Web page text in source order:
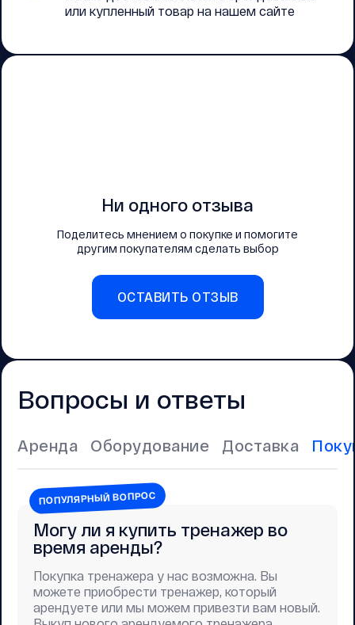
или купленный товар на нашем сайте
Ни одного отзыва
Поделитесь мнением о покупке и помогите
другим покупателям сделать выбор
ОСТАВИТЬ ОТЗЫВ
Вопросы и ответы
Аренда Оборудование Доставка
ПОПУЛЯРНЫЙ ВОПРОС
Могу ли я купить тренажер во
время аренды?
Покупка тренажера у нас возможна. Вы
можете приобрести тренажер, который
арендуете или мы можем привезти вам новый.